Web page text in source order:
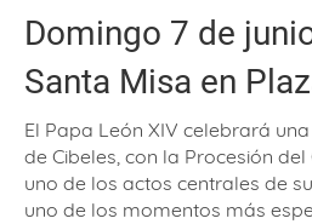
Domingo 7 de
Santa Misa en
El Papa León XIV celebrará
de Cibeles, con la Procesión del
uno de los actos centrales de
uno de los momentos más